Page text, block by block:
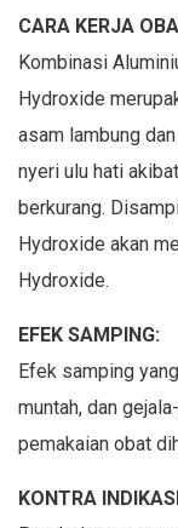
CARA KERJA
Kombinasi
Hydroxide
asam lambung
nyeri ulu hati
berkurang.
Hydroxide akan
Hydroxide.
EFEK SAMPING:
Efek samping
muntah, dan
pemakaian obat
KONTRA